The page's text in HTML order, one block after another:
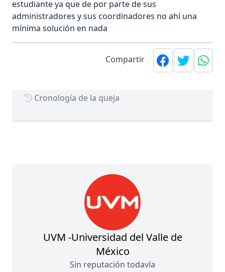
estudiante ya que de por parte de sus
administradores y sus coordinadores no ahí una
mínima solución en nada
Compartir
Cronología de la queja
UVM -Universidad del Valle de
México
Sin reputación todavía